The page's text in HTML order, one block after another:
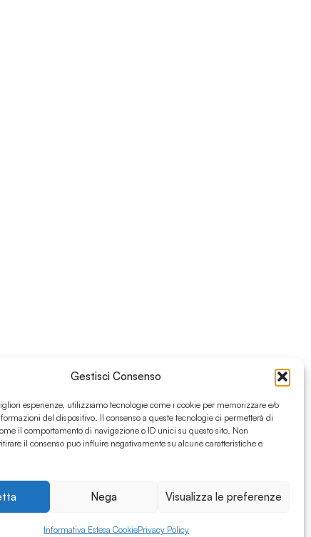
Gestisci Consenso
esperienze, utilizziamo tecnologie come i cookie per memorizzare e/o
del dispositivo. Il consenso a queste tecnologie ci permetterà di
il comportamento di navigazione o ID unici su questo sito. Non
il consenso può influire negativamente su alcune caratteristiche e
Nega Visualizza le preferenze
Informativa Estesa CookiePrivacy Policy